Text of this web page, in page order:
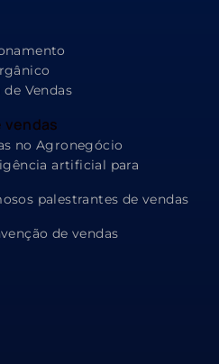
de Vendas
vendas
no Agronegócio
artificial para
palestrantes de vendas
de vendas